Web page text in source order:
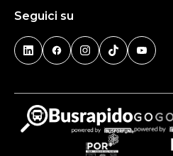
Seguici su